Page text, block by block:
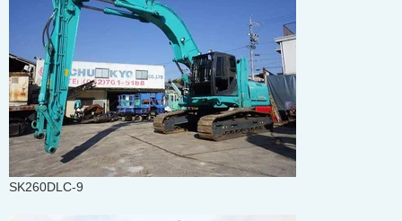
SK260DLC-9